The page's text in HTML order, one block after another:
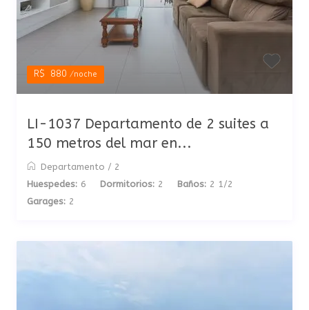
R$ 880/noche
LI-1037 Departamento de 2 suites a
150 metros del mar en...
Departamento / 2
Huespedes: 6 Dormitorios: 2 Baños: 2 1/2
Garages: 2